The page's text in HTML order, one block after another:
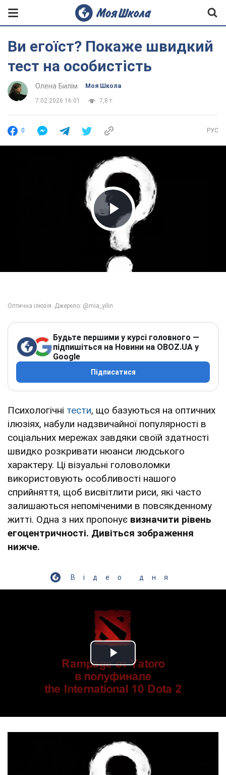
Ви егоїст? Покаже швидкий
тест на особистість
Олена Билім Моя Школа
7.02.2026 16:01 7,8 т.
0 РУС
Play Video
Будьте першими у курсі головного —
підпишіться на Новини на OBOZ.UA у
Google
Підписатися
Психологічні тести, що базуються на оптичних
ілюзіях, набули надзвичайної популярності в
соціальних мережах завдяки своїй здатності
швидко розкривати нюанси людського
характеру. Ці візуальні головоломки
використовують особливості нашого
сприйняття, щоб висвітлити риси, які часто
залишаються непоміченими в повсякденному
житті. Одна з них пропонує визначити рівень
егоцентричності. Дивіться зображення
нижче.
Відео дня
Play Video